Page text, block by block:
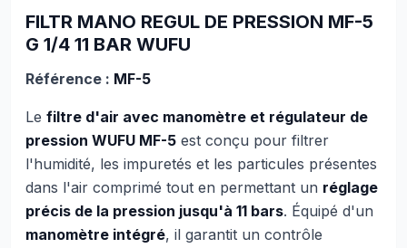
FILTR MANO REGUL DE PRESSION MF-5
G 1/4 11 BAR WUFU
Référence : MF-5
Le filtre d'air avec manomètre et régulateur de
pression WUFU MF-5 est conçu pour filtrer
l'humidité, les impuretés et les particules présentes
dans l'air comprimé tout en permettant un réglage
précis de la pression jusqu'à 11 bars. Équipé d'un
manomètre intégré, il garantit un contrôle